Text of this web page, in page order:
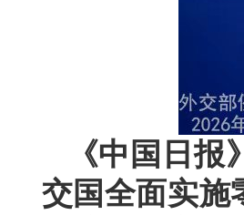
《中国日
交国全面实施